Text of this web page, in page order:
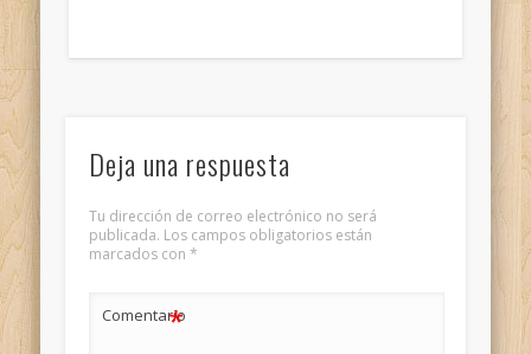
Deja una respuesta
Tu dirección de correo electrónico no será
publicada. Los campos obligatorios están
marcados con *
Comentario
*